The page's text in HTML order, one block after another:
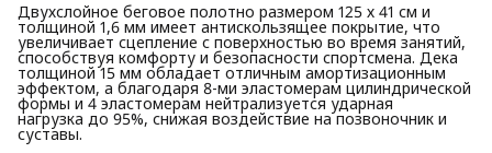
Двухслойное беговое полотно размером 125 х 41 см и
толщиной 1,6 мм имеет антискользящее покрытие, что
увеличивает сцепление с поверхностью во время занятий,
способствуя комфорту и безопасности спортсмена. Дека
толщиной 15 мм обладает отличным амортизационным
эффектом, а благодаря 8-ми эластомерам цилиндрической
формы и 4 эластомерам нейтрализуется ударная
нагрузка до 95%, снижая воздействие на позвоночник и
суставы.